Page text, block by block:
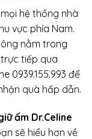
hệ thống nhà
vực phía Nam.
nằm trong
tiếp qua
0939.155.993 để
quà hấp dẫn.
ấm Dr.Celine
sẽ hiểu hơn về